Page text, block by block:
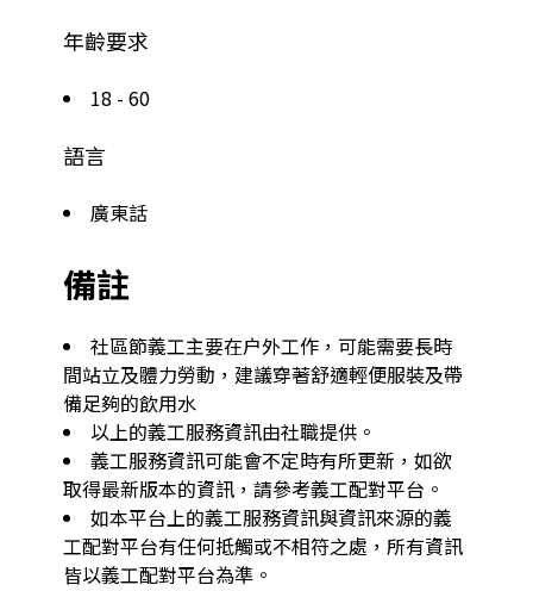
年齡要求
18 - 60
語言
廣東話
備註
社區節義工主要在户外工作，可能需要長時
間站立及體力勞動，建議穿著舒適輕便服裝及帶
備足夠的飲用水
以上的義工服務資訊由社職提供。
義工服務資訊可能會不定時有所更新，如欲
取得最新版本的資訊，請參考義工配對平台。
如本平台上的義工服務資訊與資訊來源的義
工配對平台有任何抵觸或不相符之處，所有資訊
皆以義工配對平台為準。